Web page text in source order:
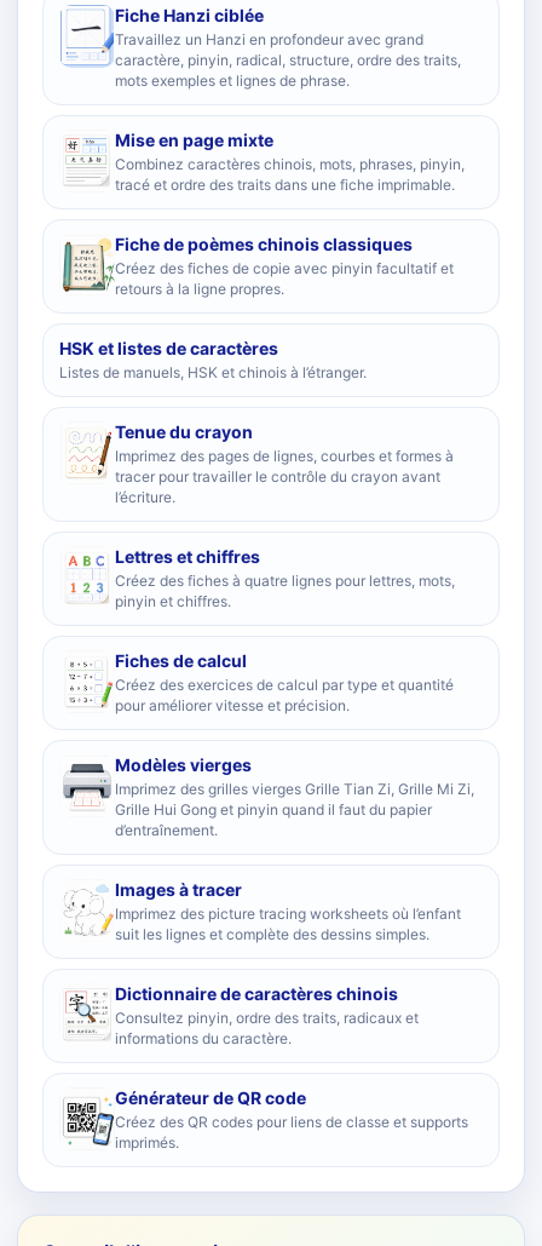
Fiche Hanzi ciblée
Travaillez un Hanzi en profondeur avec grand
caractère, pinyin, radical, structure, ordre des traits,
mots exemples et lignes de phrase.
Mise en page mixte
Combinez caractères chinois, mots, phrases, pinyin,
tracé et ordre des traits dans une fiche imprimable.
Fiche de poèmes chinois classiques
Créez des fiches de copie avec pinyin facultatif et
retours à la ligne propres.
HSK et listes de caractères
Listes de manuels, HSK et chinois à l’étranger.
Tenue du crayon
Imprimez des pages de lignes, courbes et formes à
tracer pour travailler le contrôle du crayon avant
l’écriture.
Lettres et chiffres
Créez des fiches à quatre lignes pour lettres, mots,
pinyin et chiffres.
Fiches de calcul
Créez des exercices de calcul par type et quantité
pour améliorer vitesse et précision.
Modèles vierges
Imprimez des grilles vierges Grille Tian Zi, Grille Mi Zi,
Grille Hui Gong et pinyin quand il faut du papier
d’entraînement.
Images à tracer
Imprimez des picture tracing worksheets où l’enfant
suit les lignes et complète des dessins simples.
Dictionnaire de caractères chinois
Consultez pinyin, ordre des traits, radicaux et
informations du caractère.
Générateur de QR code
Créez des QR codes pour liens de classe et supports
imprimés.